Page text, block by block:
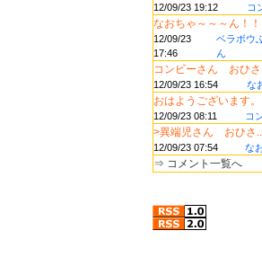
12/09/23 19:12 コ
なおちゃ～～～ん！
12/09/23
17:46
ベラボウ
ん
コンビーさん おひさ
12/09/23 16:54 な
おはようございます
12/09/23 08:11 コ
>異端児さん おひさ
12/09/23 07:54 な
⇒ コメント一覧へ